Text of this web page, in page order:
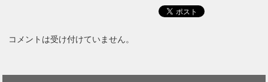
コメントは受け付けていません。